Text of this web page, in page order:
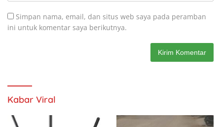
Simpan nama, email, dan situs web saya pada peramban
ini untuk komentar saya berikutnya.
Kabar Viral